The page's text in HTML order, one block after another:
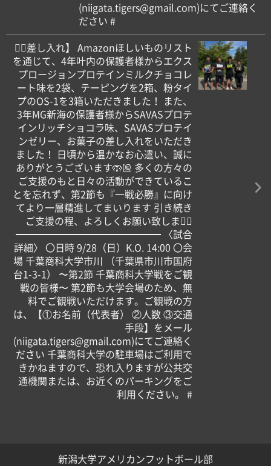
(niigata.tigers@gmail.com)にてご連絡く
ださい #
【🏼差し入れ】 Amazonほしいものリスト
を通じて、4年叶内の保護者様からエクス
プロージョンプロテインミルクチョコレ
ート味を2袋、テーピングを2箱、粉タイ
プのOS-1を3箱いただきました！ また、
3年MG新海の保護者様からSAVASプロテ
インリッチショコラ味、SAVASプロテイ
ンゼリー、お菓子の差し入れをいただき
ました！ 日頃から温かなお心遣い、誠に
ありがとうございます🤲🏼 多くの方々の
ご支援のもと日々の活動ができているこ
とを忘れず、第2節も『一戦必勝』に向け
てより一層精進してまいります 引き続き
ご支援の程、よろしくお願い致します🏼
━━━━━━━━━━━━━━━ 〈試合
詳細〉 〇日時 9/28（日）K.O. 14:00 〇会
場 千葉商科大学市川 （千葉県市川市国府
台1-3-1） 〜第2節 千葉商科大学戦をご観
戦の皆様〜 第2節も大学会場のため、無
料でご観戦いただけます。ご観戦の方
は、【①お名前（代表者） ②人数 ③交通
手段】をメール
(niigata.tigers@gmail.com)にてご連絡く
ださい 千葉商科大学の駐車場はご利用で
きかねますので、恐れ入りますが公共交
通機関または、お近くのパーキングをご
利用ください。 #
新潟大学アメリカンフットボール部